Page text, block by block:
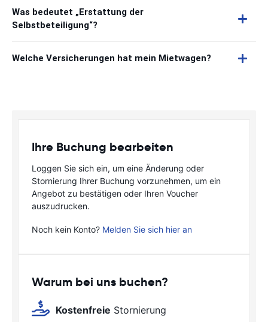
Was bedeutet „Erstattung der
Selbstbeteiligung“?
Welche Versicherungen hat mein Mietwagen?
Ihre Buchung bearbeiten
Loggen Sie sich ein, um eine Änderung oder
Stornierung Ihrer Buchung vorzunehmen, um ein
Angebot zu bestätigen oder Ihren Voucher
auszudrucken.
Noch kein Konto? Melden Sie sich hier an
Warum bei uns buchen?
Kostenfreie Stornierung